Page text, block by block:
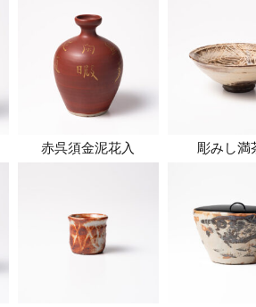
赤呉須金泥花入 彫みし満